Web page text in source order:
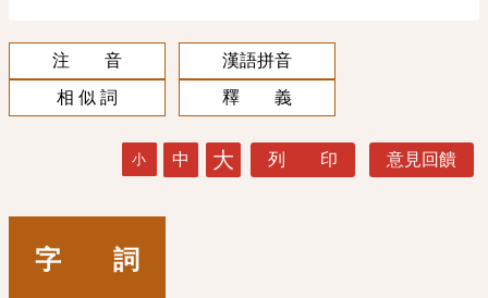
注 音
漢語拼音
相 似 詞
釋 義
小 中 大 列 印 意見回饋
字 詞